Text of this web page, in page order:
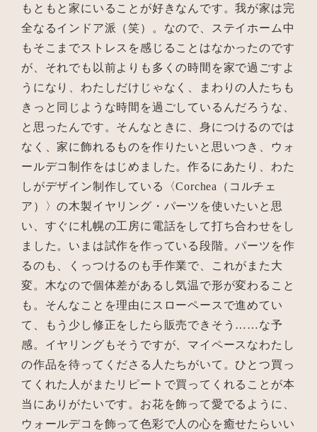
もともと家にいることが好きなんです。我が家は完
全なるインドア派（笑）。なので、ステイホーム中
もそこまでストレスを感じることはなかったのです
が、それでも以前よりも多くの時間を家で過ごすよ
うになり、わたしだけじゃなく、まわりの人たちも
きっと同じような時間を過ごしているんだろうな、
と思ったんです。そんなときに、身につけるのでは
なく、家に飾れるものを作りたいと思いつき、ウォ
ールデコ制作をはじめました。作るにあたり、わた
しがデザイン制作している〈Corchea（コルチェ
ア）〉の木製イヤリング・パーツを使いたいと思
い、すぐに札幌の工房に電話をして打ち合わせをし
ました。いまは試作を作っている段階。パーツを作
るのも、くっつけるのも手作業で、これがまた大
変。木なので個体差があるし気温で形が変わること
も。そんなことを理由にスローペースで進めてい
て、もう少し修正をしたら販売できそう……な予
感。イヤリングもそうですが、マイペースなわたし
の作品を待ってくださる人たちがいて。ひとつ買っ
てくれた人がまたリピートで買ってくれることが本
当にありがたいです。お花を飾って愛でるように、
ウォールデコを飾って色彩で人の心を癒せたらいい